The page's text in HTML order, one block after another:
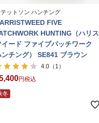
ットソン ハンチング
FIVE
HUNTING（ハリス
イード ファイブパッチワーク
ンチング） SE841 ブラウン
4.0（1）
税込
冬